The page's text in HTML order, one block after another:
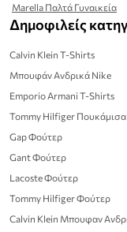
Marella Παλτά Γυναικεία
Δημοφιλείς
Calvin Klein T-Shirts
Μπουφάν Ανδρικά Nike
Emporio Armani T-Shirts
Tommy Hilfiger Πουκάμισα
Gap Φούτερ
Gant Φούτερ
Lacoste Φούτερ
Tommy Hilfiger Φούτερ
Calvin Klein Μπουφαν